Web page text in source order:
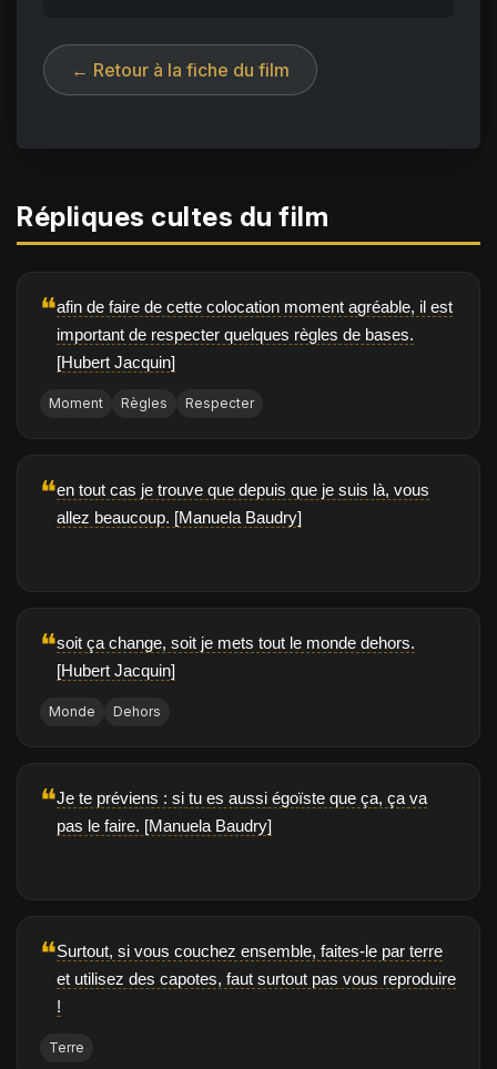
← Retour à la fiche du film
Répliques cultes du film
❝afin de faire de cette colocation moment agréable, il est
important de respecter quelques règles de bases.
[Hubert Jacquin]
Moment Règles Respecter
❝en tout cas je trouve que depuis que je suis là, vous
allez beaucoup. [Manuela Baudry]
❝soit ça change, soit je mets tout le monde dehors.
[Hubert Jacquin]
Monde Dehors
❝Je te préviens : si tu es aussi égoïste que ça, ça va
pas le faire. [Manuela Baudry]
❝Surtout, si vous couchez ensemble, faites-le par terre
et utilisez des capotes, faut surtout pas vous reproduire
!
Terre